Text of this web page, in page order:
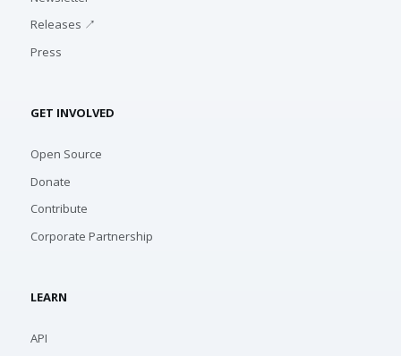
Releases ↗
Press
GET INVOLVED
Open Source
Donate
Contribute
Corporate Partnership
LEARN
API